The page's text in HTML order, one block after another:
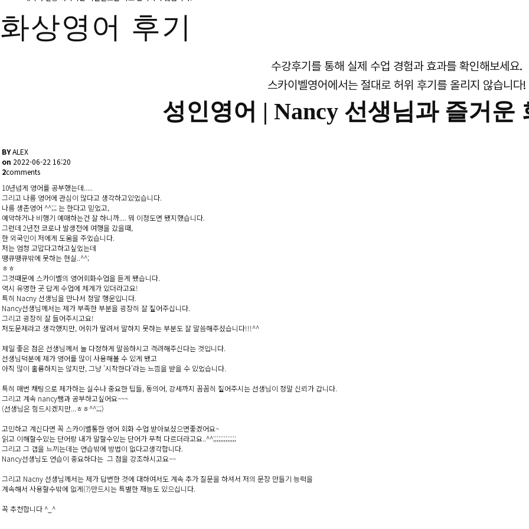
화상영어 후기
수강후기를 통해 실제 수업 경험과 효과를 확인해보세요.
스카이벨영어에서는 절대로 허위 후기를 올리지 않습니다!
성인영어 | Nancy 선생님과 즐거운
BYALEX
on 2022-06-22 16:20
2comments
10년넘게 영어를 공부했는데.....
그리고 나름 영어에 관심이 많다고 생각하고있었습니다.
나름 생존영어 ^^;;; 는 한다고 믿었고,
예약하거나 비행기 예매하는건 잘 하니까.... 뭐 이정도면 됐지했습니다.
그런데 2년전 코로나 발생전에 여행을 갔을때,
한 외국인이 저에게 도움을 주었습니다.
저는 엄청 고맙다고하고싶었는데
땡큐땡큐밖에 못하는 현실..^^;
ㅎㅎ
그것때문에 스카이벨의 영어회화수업을 듣게 됐습니다.
역시 유명한 곳 답게 수업에 체계가 있더라고요!
특히 Nacny 선생님을 만나서 정말 행운입니다.
Nancy선생님께서는 제가 부족한 부분을 굉장히 잘 짚어주십니다.
그리고 굉장히 잘 들어주시고요!
저도문제라고 생각했지만, 어휘가 딸려서 말하지 못하는 부분도 잘 말씀해주셨습니다!!!^^
제일 좋은 점은 선생님께서 늘 다정하게 말씀하시고 격려해주신다는 것입니다.
선생님덕분에 제가 영어를 많이 사용해볼 수 있게 됐고
아직 많이 훌륭하지는 않지만, 그냥 '시작한다'라는 느낌을 받을 수 있었습니다.
특히 매번 채팅으로 제가하는 실수나 중요한 팁들, 동의어, 강세까지 꼼꼼히 짚어주시는 선생님이 정말 신뢰가 갑니다.
그리고 계속 nancy쌤과 공부하고싶어요~~~
(선생님은 힘드시겠지만...ㅎㅎ^^;;;)
고민하고 계신다면 꼭 스카이벨통한 영어 회화 수업 받아보셨으면좋겠어요~
읽고 이해할수있는 단어랑 내가 말할수있는 단어가 무척 다르더라고요..^^;;;;;;;;;;;;;
그리고 그 갭을 느끼는데는 연습밖에 방법이 없다고생각합니다.
Nancy선생님도 연습이 중요하다는 그 점을 강조하시고요~~
그리고 Nacny 선생님께서는 제가 답변한 것에 대하여서도 계속 추가 질문을 하셔서 저의 문장 만들기 능력을
계속해서 사용할수밖에 없게(?)만드시는 특별한 재능도 있으십니다.
꼭 추천합니다 ^_^